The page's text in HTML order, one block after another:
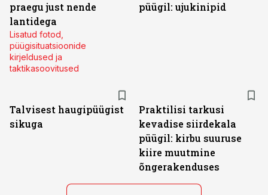
praegu just nende
lantidega
Lisatud fotod,
püügisituatsioonide
kirjeldused ja
taktikasoovitused
püügil: ujukinipid
Talvisest haugipüügist
sikuga
Praktilisi tarkusi
kevadise siirdekala
püügil: kirbu suuruse
kiire muutmine
õngerakenduses